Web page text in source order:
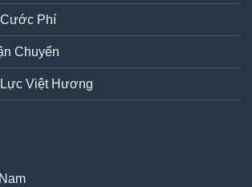
Phí
Chuyển
Việt Hương